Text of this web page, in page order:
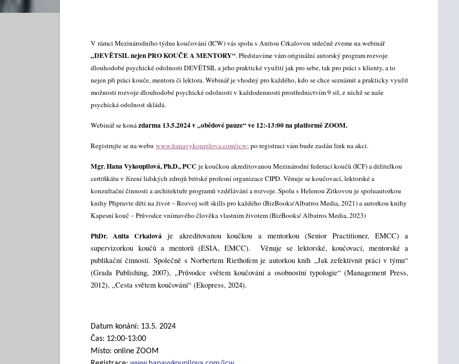
V rámci Mezinárodního týdne koučování (ICW) vás spolu s Anitou Crkalovou srdečně zveme na webinář
„DEVĚTSIL nejen PRO KOUČE A MENTORY“. Představíme vám originální autorský program rozvoje
dlouhodobé psychické odolnosti DEVĚTSIL a jeho praktické využití jak pro sebe, tak pro práci s klienty, a to
nejen při práci kouče, mentora či lektora. Webinář je vhodný pro každého, kdo se chce seznámit a prakticky využít
možnosti rozvoje dlouhodobé psychické odolnosti v každodennosti prostřednictvím 9 sil, z nichž se naše
psychická odolnost skládá.
Webinář se konázdarma 13.5.2024 v „obědové pauze“ ve 12:-13:00 na platformě ZOOM.
Registrujte se na webu www.hanavykoupilova.com/icw; po registraci vám bude zaslán link na akci.
Mgr. Hana Vykoupilová, Ph.D., PCC je koučkou akreditovanou Mezinárodní federací koučů (ICF) a držitelkou
certifikátu v řízení lidských zdrojů britské profesní organizace CIPD. Věnuje se koučovací, lektorské a
konzultační činnosti a architektuře programů vzdělávání a rozvoje. Spolu s Helenou Zitkovou je spoluautorkou
knihy Připravte děti na život – Rozvoj soft skills pro každého (BizBooks/Albatros Media, 2021) a autorkou knihy
Kapesní kouč – Průvodce vnímavého člověka vlastním životem (BizBooks/ Albatros Media, 2023)
PhDr. Anita Crkalová je akreditovanou koučkou a mentorkou (Senior Practitioner, EMCC) a
supervizorkou koučů a mentorů (ESIA, EMCC). Věnuje se lektorské, koučovací, mentorské a
publikační činnosti. Společně s Norbertem Riethofem je autorkou knih „Jak zefektivnit práci v týmu“
(Grada Publishing, 2007), „Průvodce světem koučování a osobnostní typologie“ (Management Press,
2012), „Cesta světem koučování“ (Ekopress, 2024).
Datum konání: 13.5. 2024
Čas: 12:00-13:00
Místo: online ZOOM